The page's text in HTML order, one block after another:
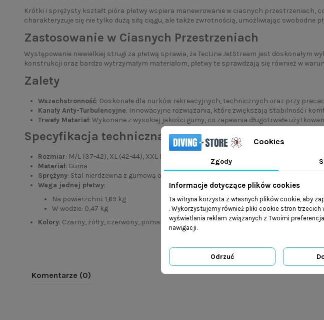
Krótki i sprężysty kształt pióra płetwy wspiera manewrowanie w ciasnych przestrzeniach,
charakteryzuje się nie tylko dużą siłą ciągu, ale także zwrotnością, umożliwiając swobodne
Zastosowanie w Ciasnych Przestrzeniach
Występowanie niewielkiej strugi za płetwą sprawia, że TecLine JetStream jest doskonałym
konstrukcji oraz bardzo wytrzymałym materiałom, płetwy te sprawdzają się również w
Zalety
Wszechstronność: Doskonałe dla nurków rekreacyjnych, technicznych oraz przy
Kanały Anty-Turbulencyjne: Innowacyjne rozwiązania, które zwiększają stabilność i
Trwały Materiał: Wykonane z wysokiej jakości gumy, co zapewnia długotrwałe
Specyfikacja techniczna
Rozmiar: M/L (37-42), XL (42-44), XXL (44-47)
Materiał: Guma
Sprężyny: Stal nierdzewna z gumową osłoną z otworem
Waga jednej płetwy:
Na powierzchni: 1,69 kg
W wodzie: 0,47 kg
Kolory: Czarny, żółty, czerwony, pomarańczowy
Komentarze (0)
Cookies
Zgody
Informacje dotyczące plików cookies
Ta witryna korzysta z własnych plików cookie, aby
. Wykorzystujemy również pliki cookie stron trzecich
wyświetlania reklam związanych z Twoimi
nawigacji.
Odrzuć